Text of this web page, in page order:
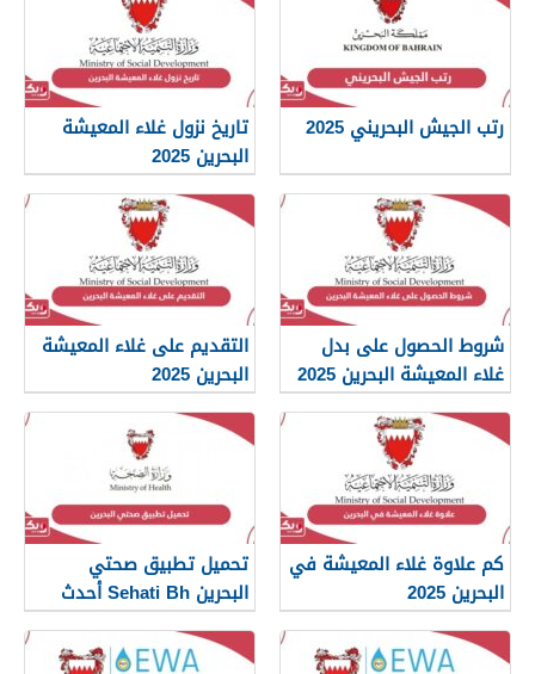
رتب الجيش البحريني 2025
تاريخ نزول غلاء المعيشة
البحرين 2025
شروط الحصول على بدل
غلاء المعيشة البحرين 2025
التقديم على غلاء المعيشة
البحرين 2025
كم علاوة غلاء المعيشة في
البحرين 2025
تحميل تطبيق صحتي
البحرين Sehati Bh أحدث
إصدار 2025